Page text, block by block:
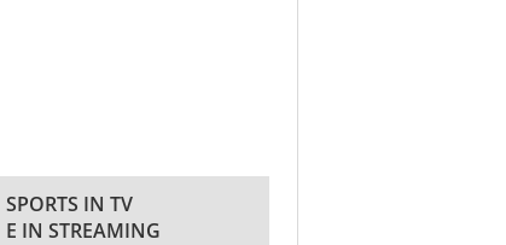
SPORTS IN TV
E IN STREAMING